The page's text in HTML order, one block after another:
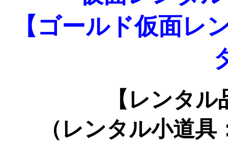
【ゴールド仮面レ
【レンタ
（レンタル小道